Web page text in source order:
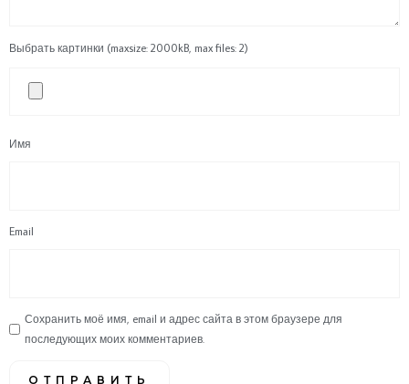
Выбрать картинки (maxsize: 2000kB, max files: 2)
Имя
Email
Сохранить моё имя, email и адрес сайта в этом браузере для
последующих моих комментариев.